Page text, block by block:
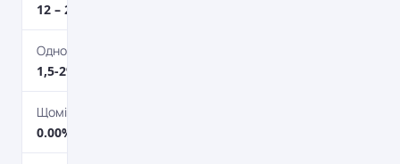
12 – 240 міс.
Одноразова комісія
1,5-2%
Щомісячна комісія
0.00%